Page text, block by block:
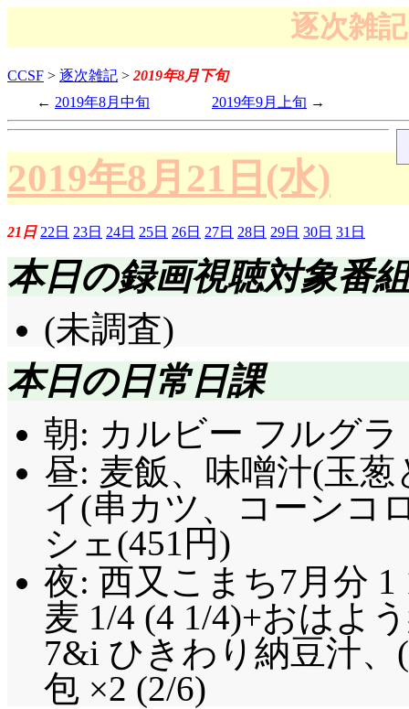
逐次雑
CCSF > 逐次雑記 >2019年8月下旬
2019年8月中旬
2019年9月上旬
2019年8月21日(水)
21日 22日 23日 24日 25日 26日 27日 28日 29日 30日 31日
本日の録画視聴対象番組
(未調査)
本日の日常日課
朝: カルビー フルグラ
昼: 麦飯、味噌汁(玉
イ(串カツ、コーンコ
シェ(451円)
夜: 西又こまち7月分
麦 1/4 (4 1/4)+おはよ
7&i ひきわり納豆汁
包 ×2 (2/6)